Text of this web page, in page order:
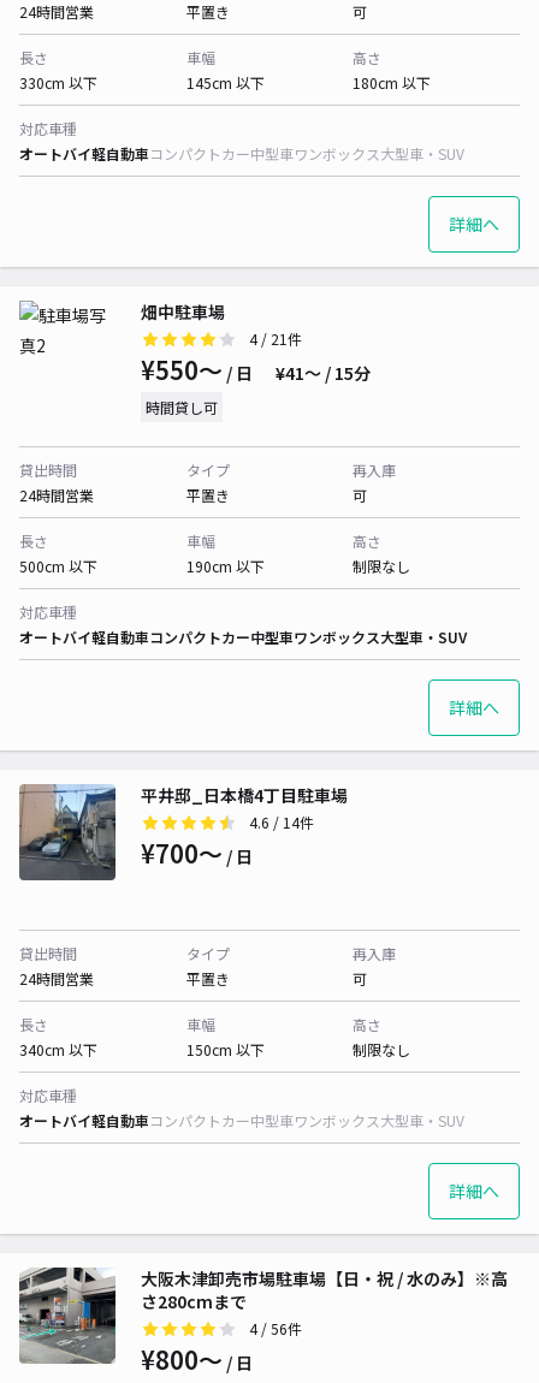
24時間営業
平置き
可
長さ
330cm 以下
車幅
145cm 以下
高さ
180cm 以下
対応車種
オートバイ軽自動車コンパクトカー中型車ワンボックス大型車・SUV
詳細へ
畑中駐車場
4/ 21件
¥550〜 / 日 ¥41〜 / 15分
時間貸し可
貸出時間
24時間営業
タイプ
平置き
再入庫
可
長さ
500cm 以下
車幅
190cm 以下
高さ
制限なし
対応車種
オートバイ軽自動車コンパクトカー中型車ワンボックス大型車・SUV
詳細へ
平井邸_日本橋4丁目駐車場
4.6 / 14件
¥700〜 / 日
貸出時間
24時間営業
タイプ
平置き
再入庫
可
長さ
340cm 以下
車幅
150cm 以下
高さ
制限なし
対応車種
オートバイ軽自動車コンパクトカー中型車ワンボックス大型車・SUV
詳細へ
大阪木津卸売市場駐車場【日​・祝​​​ / 水のみ】※高
さ280cmまで
4/ 56件
¥800〜 / 日